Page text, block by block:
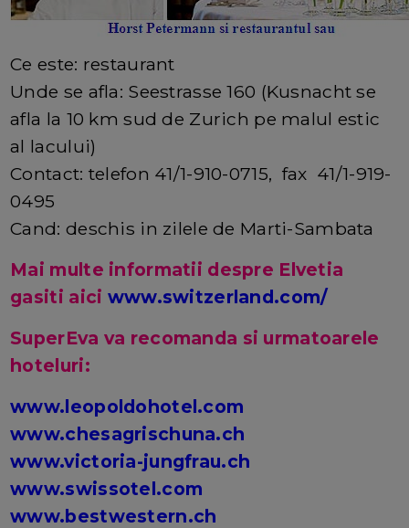
Ce este: restaurant
Unde se afla: Seestrasse 160 (Kusnacht se
afla la 10 km sud de Zurich pe malul estic
al lacului)
Contact: telefon 41/1-910-0715, fax 41/1-919-
0495
Cand: deschis in zilele de Marti-Sambata
Mai multe informatii despre Elvetia
gasiti aici www.switzerland.com/
SuperEva va recomanda si urmatoarele
hoteluri:
www.leopoldohotel.com
www.chesagrischuna.ch
www.victoria-jungfrau.ch
www.swissotel.com
www.bestwestern.ch